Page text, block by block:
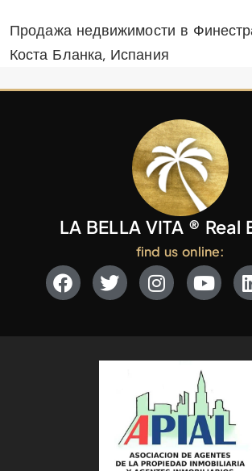
Продажа недвижимости в
Коста Бланка, Испания
LA BELLA VITA ® Real
find us online: